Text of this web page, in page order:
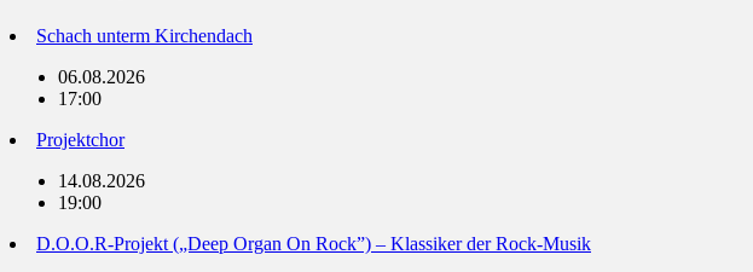
Schach unterm Kirchendach
06.08.2026
17:00
Projektchor
14.08.2026
19:00
D.O.O.R-Projekt („Deep Organ On Rock”) – Klassiker der Rock-Musik